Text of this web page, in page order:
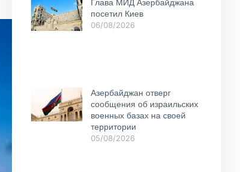
Глава МИД Азербайджана
посетил Киев
06/08/2026
Азербайджан отверг
сообщения об израильских
военных базах на своей
территории
05/08/2026